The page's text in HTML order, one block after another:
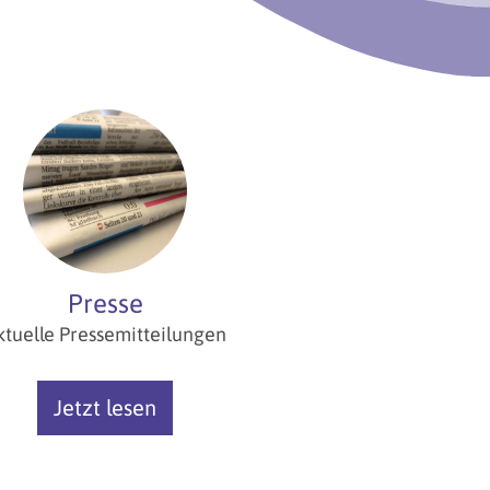
Presse
Pressemitteilungen
Jetzt lesen